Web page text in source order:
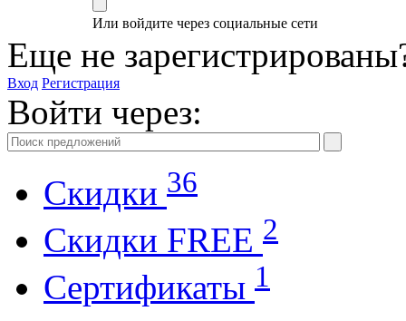
Или войдите через социальные сети
Еще не
Вход Регистрация
Войти через:
Скидки 36
Cкидки FREE 2
Cертификаты 1